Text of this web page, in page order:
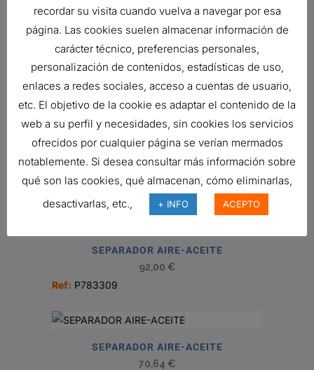
SEPARADOR AIRE-ACEITE
172,82€
Ref: P525199
Ref:P525768
SEPARADOR AIRE-ACEITE
92,00 €
Ref: P783309
SEPARADOR AIRE-ACEITE
70,64 €
recordar su visita cuando vuelva a navegar por esa
página. Las cookies suelen almacenar información de
carácter técnico, preferencias personales,
personalización de contenidos, estadísticas de uso,
enlaces a redes sociales, acceso a cuentas de usuario,
etc. El objetivo de la cookie es adaptar el contenido de la
web a su perfil y necesidades, sin cookies los servicios
ofrecidos por cualquier página se verían mermados
notablemente. Si desea consultar más información sobre
qué son las cookies, qué almacenan, cómo eliminarlas,
desactivarlas, etc.,
+ INFO ACEPTO